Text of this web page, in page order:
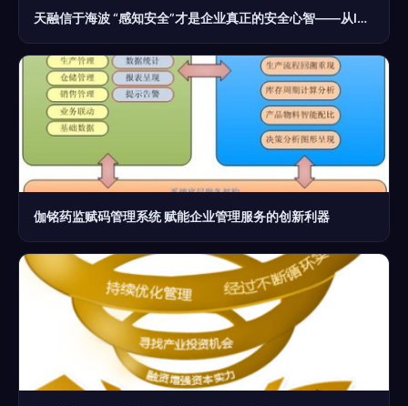
天融信于海波 “感知安全”才是企业真正的安全心智——从IT168安全专区看企业管理服务升级
伽铭药监赋码管理系统 赋能企业管理服务的创新利器